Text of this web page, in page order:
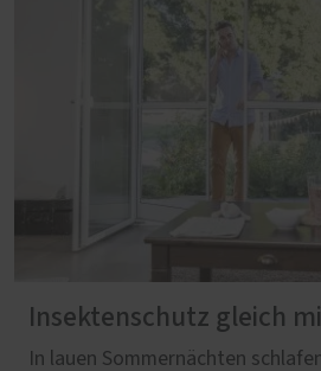
Insektenschutz gleich
In lauen Sommernächten